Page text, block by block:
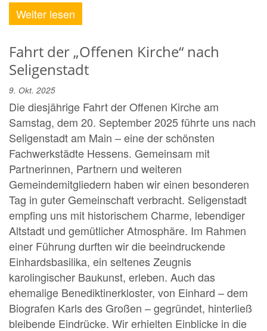
Weiter lesen
Fahrt der „Offenen Kirche“ nach
Seligenstadt
9. Okt. 2025
Die diesjährige Fahrt der Offenen Kirche am
Samstag, dem 20. September 2025 führte uns nach
Seligenstadt am Main – eine der schönsten
Fachwerkstädte Hessens. Gemeinsam mit
Partnerinnen, Partnern und weiteren
Gemeindemitgliedern haben wir einen besonderen
Tag in guter Gemeinschaft verbracht. Seligenstadt
empfing uns mit historischem Charme, lebendiger
Altstadt und gemütlicher Atmosphäre. Im Rahmen
einer Führung durften wir die beeindruckende
Einhardsbasilika, ein seltenes Zeugnis
karolingischer Baukunst, erleben. Auch das
ehemalige Benediktinerkloster, von Einhard – dem
Biografen Karls des Großen – gegründet, hinterließ
bleibende Eindrücke. Wir erhielten Einblicke in die